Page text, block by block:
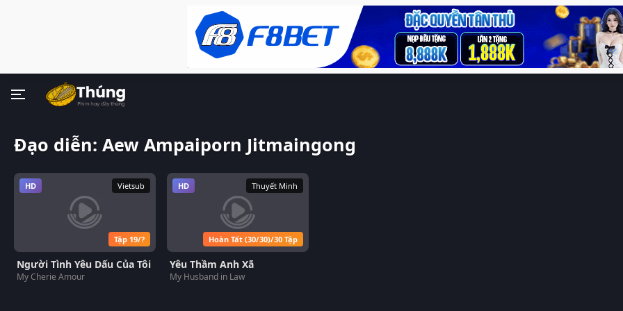
Đạo diễn: Aew Ampaiporn Jitmaingong
HD Vietsub
Tập 19/?
Người Tình Yêu Dấu Của Tôi
My Cherie Amour
HD Thuyết Minh
Hoàn Tất (30/30)/30 Tập
Yêu Thầm Anh Xã
My Husband in Law